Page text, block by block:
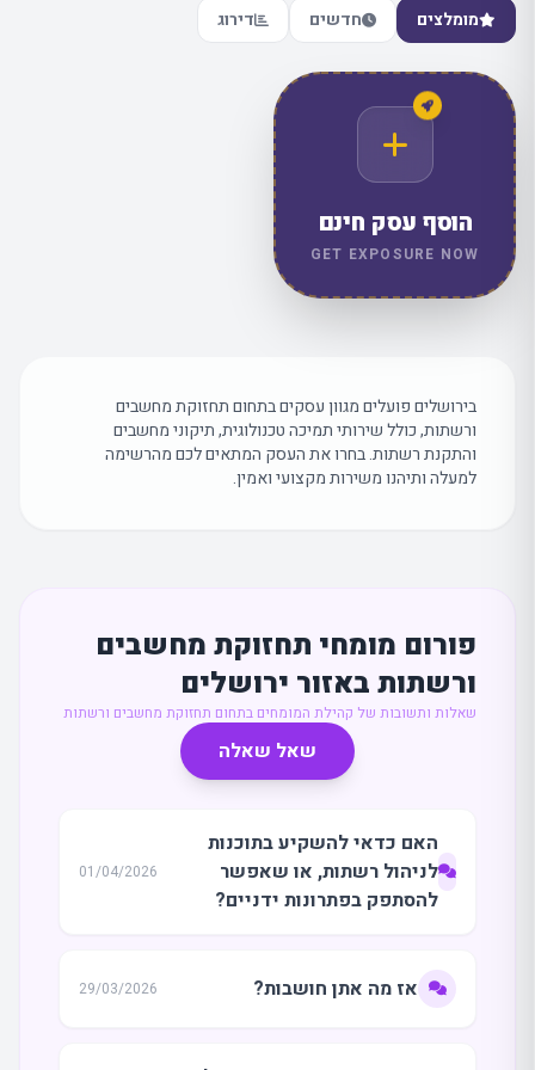
מומלצים חדשים דירוג
הוסף עסק חינם
GET EXPOSURE NOW
בירושלים פועלים מגוון עסקים בתחום תחזוקת מחשבים
ורשתות, כולל שירותי תמיכה טכנולוגית, תיקוני מחשבים
והתקנת רשתות. בחרו את העסק המתאים לכם מהרשימה
למעלה ותיהנו משירות מקצועי ואמין.
פורום מומחי תחזוקת מחשבים
ורשתות באזור ירושלים
שאלות ותשובות של קהילת המומחים בתחום תחזוקת מחשבים ורשתות
שאל שאלה
האם כדאי להשקיע בתוכנות
לניהול רשתות, או שאפשר
להסתפק בפתרונות ידניים?
01/04/2026
אז מה אתן חושבות? 29/03/2026